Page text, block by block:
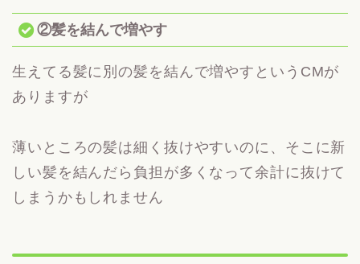
②髪を結んで増やす
生えてる髪に別の髪を結んで増やすというCMが
ありますが
薄いところの髪は細く抜けやすいのに、そこに新
しい髪を結んだら負担が多くなって余計に抜けて
しまうかもしれません